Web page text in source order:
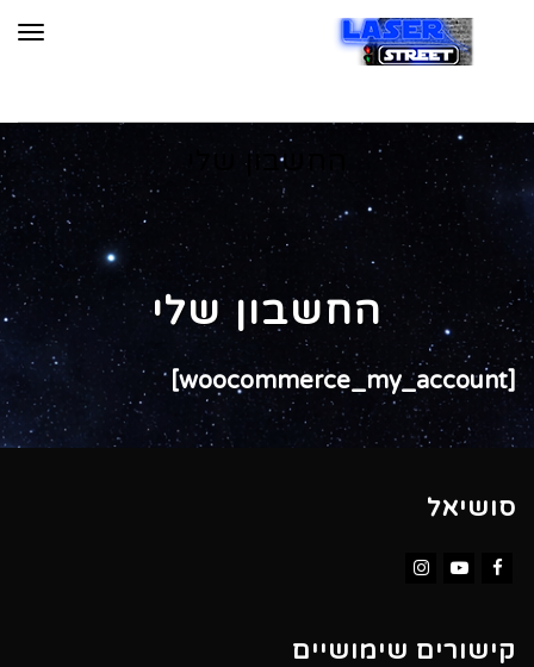
החשבון שלי
החשבון שלי
[woocommerce_my_account]
סושיאל
קישורים שימושיים